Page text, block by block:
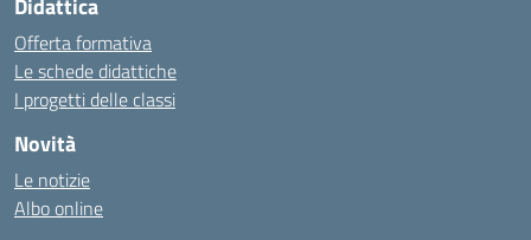
Didattica
Offerta formativa
Le schede didattiche
I progetti delle classi
Novità
Le notizie
Albo online